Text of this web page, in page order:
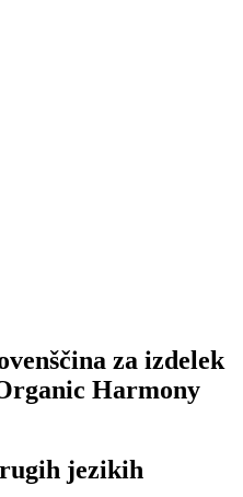
za izdelek
Harmony
jezikih